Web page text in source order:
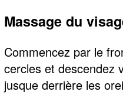
Massage du
Commencez par le
cercles et descendez
jusque derrière les